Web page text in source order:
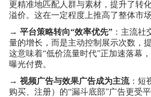
更精准地匹配人群与素材，提升了转
溢价。这在一定程度上推高了整体市场
→ 平台策略转向“效率优先” ：主流社
量的增长，而是主动控制展示次数，
这意味着“低价流量时代”正加速落幕
曝光付费。
→ 视频广告与效果广告成为主流：短
购买、注册）的“漏斗底部”广告更受